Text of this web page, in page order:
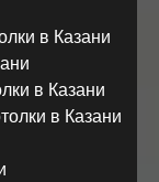
в Казани
в Казани
в Казани